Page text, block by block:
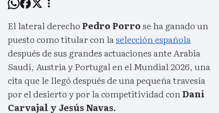
El lateral derecho Pedro Porrose ha ganado un
puesto como titular con laselección española
después de sus grandes actuaciones ante Arabia
Saudí, Austria y Portugal en el Mundial 2026, una
cita que le llegó después de una pequeña travesía
por el desierto y por la competitividad conDani
Carvajal y Jesús Navas.